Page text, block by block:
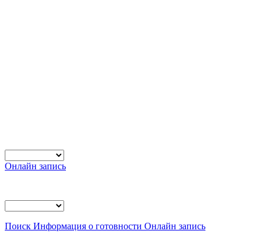
Онлайн запись
Поиск Информация о готовности Онлайн запись